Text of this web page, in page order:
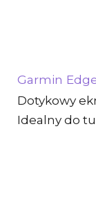
Garmin
Dotykowy
Idealny do